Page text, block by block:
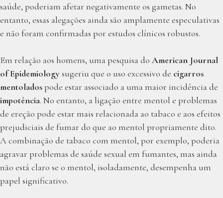
saúde, poderiam afetar negativamente os gametas. No
entanto, essas alegações ainda são amplamente especulativas
e não foram confirmadas por estudos clínicos robustos.
Em relação aos homens, uma pesquisa do American Journal
of Epidemiologysugeriu que o uso excessivo de cigarros
mentoladospode estar associado a uma maior incidência de
impotência. No entanto, a ligação entre mentol e problemas
de ereção pode estar mais relacionada ao tabaco e aos efeitos
prejudiciais de fumar do que ao mentol propriamente dito.
A combinação de tabaco com mentol, por exemplo, poderia
agravar problemas de saúde sexual em fumantes, mas ainda
não está claro se o mentol, isoladamente, desempenha um
papel significativo.